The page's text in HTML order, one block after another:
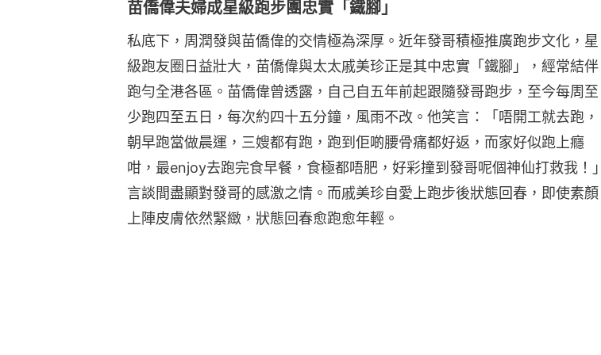
苗僑偉夫婦成星級跑步團忠實「鐵腳」
私底下，周潤發與苗僑偉的交情極為深厚。近年發哥積極推廣跑步文化，星
級跑友圈日益壯大，苗僑偉與太太戚美珍正是其中忠實「鐵腳」，經常結伴
跑勻全港各區。苗僑偉曾透露，自己自五年前起跟隨發哥跑步，至今每周至
少跑四至五日，每次約四十五分鐘，風雨不改。他笑言：「唔開工就去跑，
朝早跑當做晨運，三嫂都有跑，跑到佢啲腰骨痛都好返，而家好似跑上癮
咁，最enjoy去跑完食早餐，食極都唔肥，好彩撞到發哥呢個神仙打救我！」
言談間盡顯對發哥的感激之情。而戚美珍自愛上跑步後狀態回春，即使素顏
上陣皮膚依然緊緻，狀態回春愈跑愈年輕。